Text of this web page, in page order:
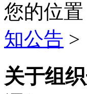
您的位置
知公告 >
关于组